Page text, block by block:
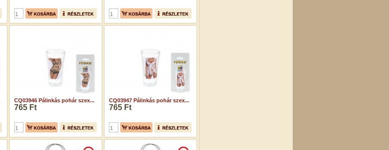
CQ03946 Pálinkás pohár szex...
765 Ft
CQ03947 Pálinkás pohár szex...
765 Ft